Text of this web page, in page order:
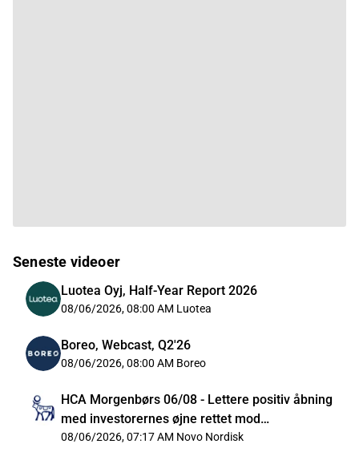
Seneste videoer
Luotea Oyj, Half-Year Report 2026
08/06/2026, 08:00 AM Luotea
Boreo, Webcast, Q2'26
08/06/2026, 08:00 AM Boreo
HCA Morgenbørs 06/08 - Lettere positiv åbning
med investorernes øjne rettet mod
Mellemøsten
08/06/2026, 07:17 AM Novo Nordisk